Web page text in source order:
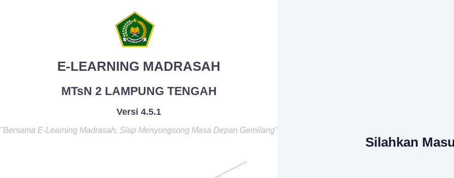
E-LEARNING MADRASAH
MTsN 2 LAMPUNG TENGAH
Versi 4.5.1
"Bersama E-Learning Madrasah, Siap Menyongsong Masa Depan Gemilang"
Silahkan